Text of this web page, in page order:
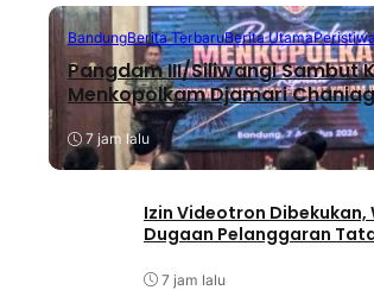
BandungBerita TerbaruBerita Utama
Pangdam III/Siliwangi Sambut
Menkopolkam Djamari
7 jam lalu
Izin Videotron Dibekukan,
Dugaan Pelanggaran
7 jam lalu